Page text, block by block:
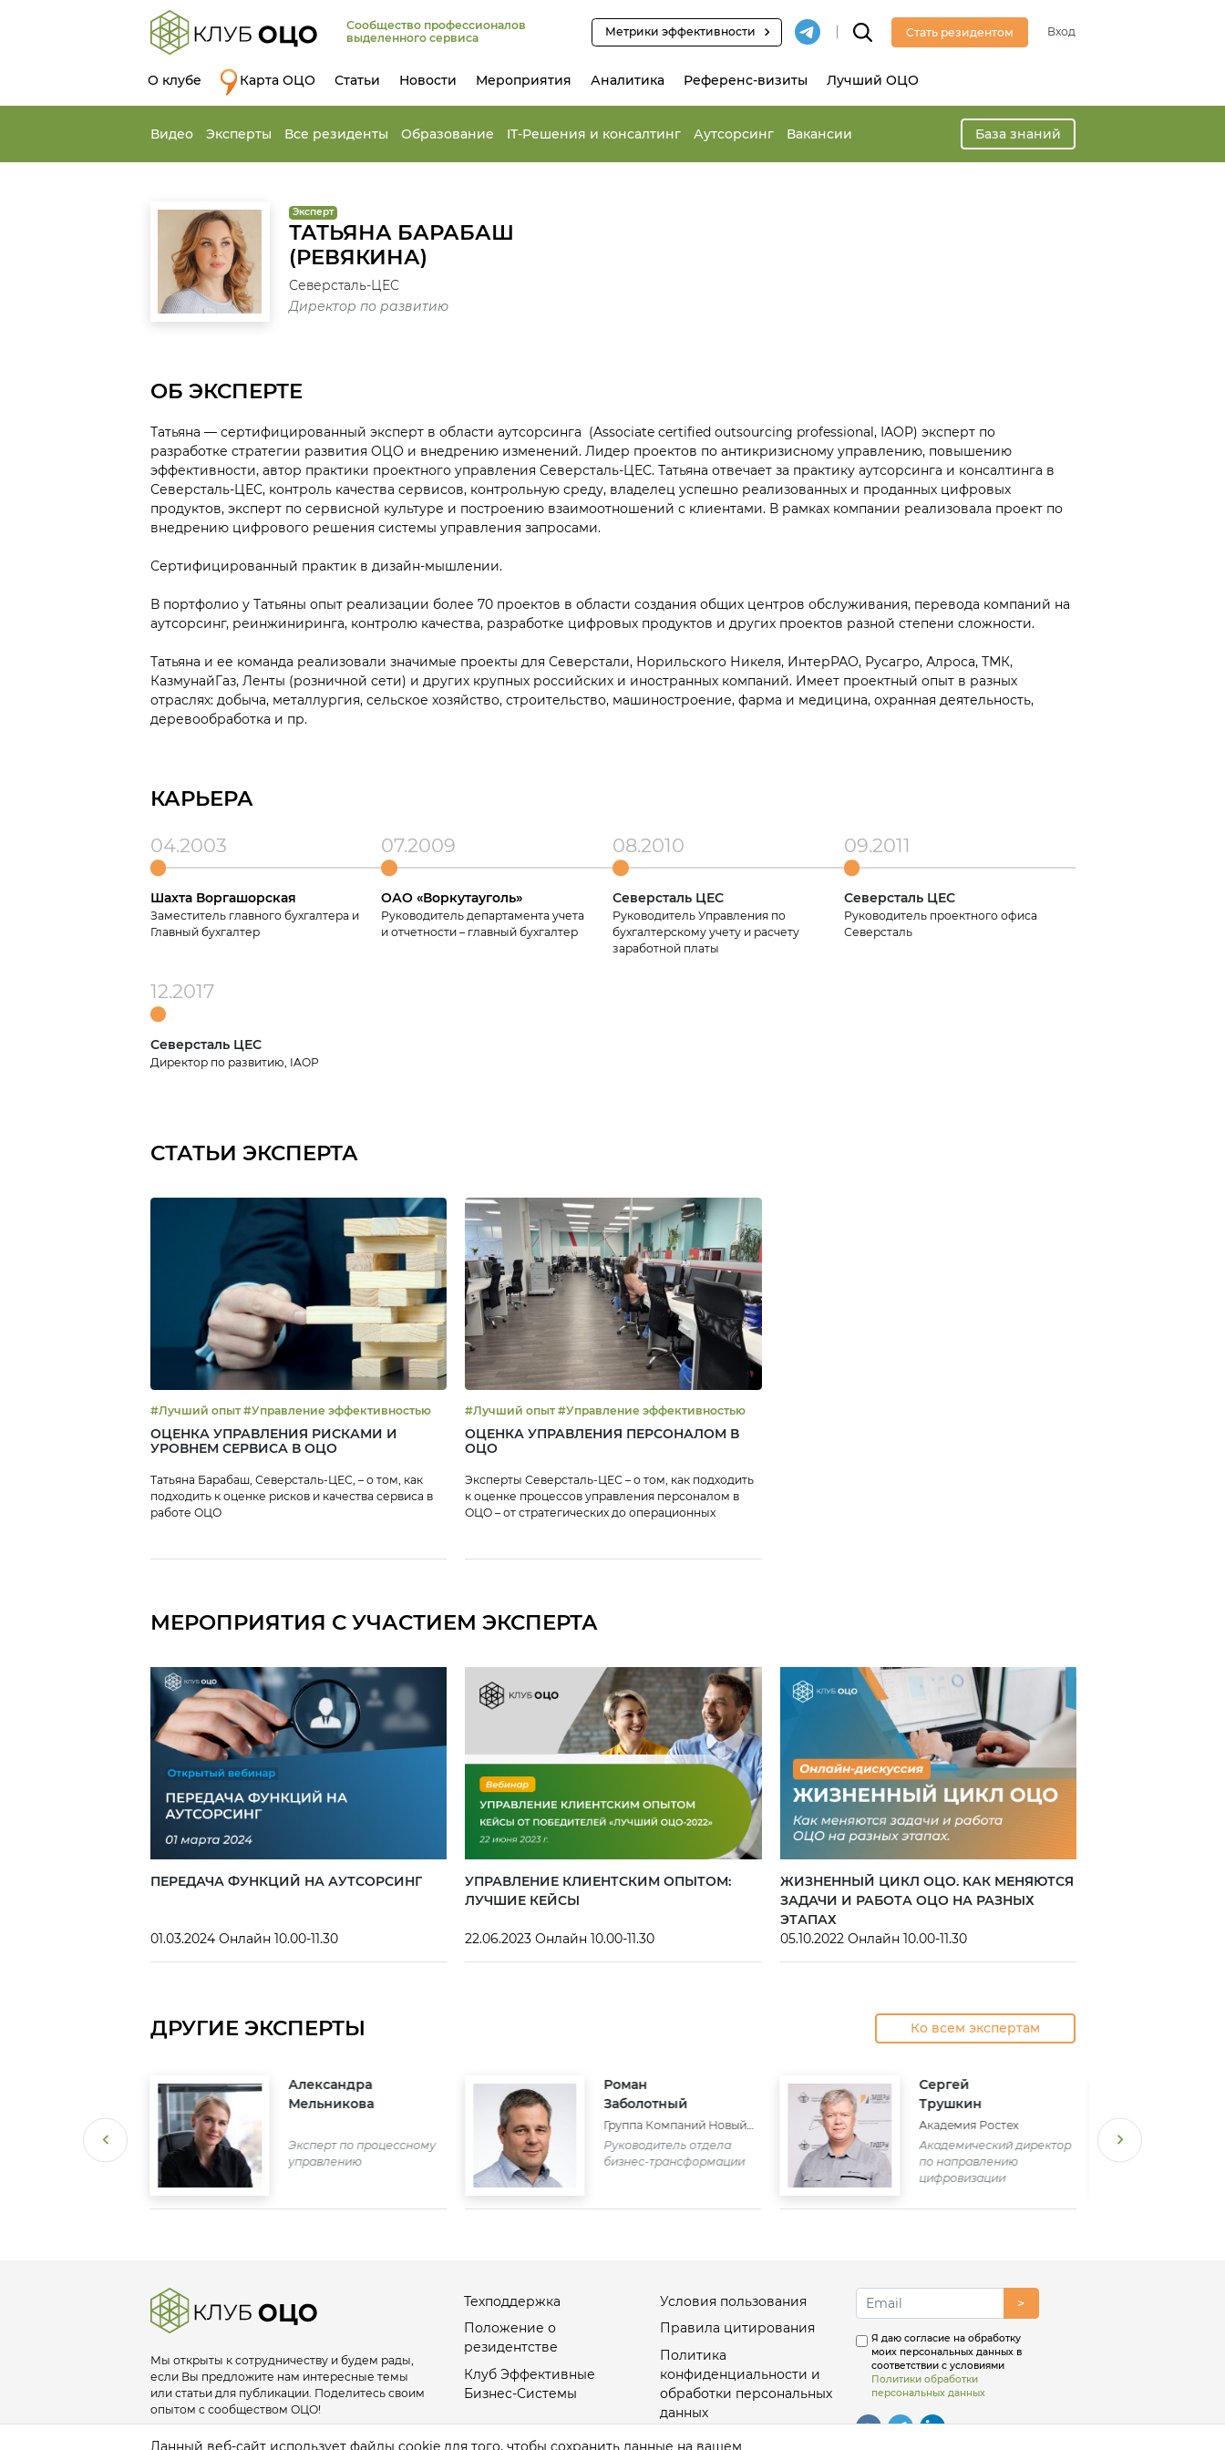
Сообщество профессионалов
выделенного сервиса
Метрики эффективности Стать резидентом Вход
О клубе Карта ОЦО Статьи Новости Мероприятия Аналитика Референс-визиты Лучший ОЦО
Видео Эксперты Все резиденты Образование IT-Решения и консалтинг Аутсорсинг Вакансии База знаний
Эксперт
ТАТЬЯНА БАРАБАШ
(РЕВЯКИНА)
Северсталь-ЦЕС
Директор по развитию
ОБ ЭКСПЕРТЕ
Татьяна — сертифицированный эксперт в области аутсорсинга (Associate certified outsourcing professional, IAOP) эксперт по
разработке стратегии развития ОЦО и внедрению изменений. Лидер проектов по антикризисному управлению, повышению
эффективности, автор практики проектного управления Северсталь-ЦЕС. Татьяна отвечает за практику аутсорсинга и консалтинга в
Северсталь-ЦЕС, контроль качества сервисов, контрольную среду, владелец успешно реализованных и проданных цифровых
продуктов, эксперт по сервисной культуре и построению взаимоотношений с клиентами. В рамках компании реализовала проект по
внедрению цифрового решения системы управления запросами.
Сертифицированный практик в дизайн-мышлении.
В портфолио у Татьяны опыт реализации более 70 проектов в области создания общих центров обслуживания, перевода компаний на
аутсорсинг, реинжиниринга, контролю качества, разработке цифровых продуктов и других проектов разной степени сложности.
Татьяна и ее команда реализовали значимые проекты для Северстали, Норильского Никеля, ИнтерРАО, Русагро, Алроса, ТМК,
КазмунайГаз, Ленты (розничной сети) и других крупных российских и иностранных компаний. Имеет проектный опыт в разных
отраслях: добыча, металлургия, сельское хозяйство, строительство, машиностроение, фарма и медицина, охранная деятельность,
деревообработка и пр.
КАРЬЕРА
04.2003
Шахта Воргашорская
Заместитель главного бухгалтера и
Главный бухгалтер
07.2009
ОАО «Воркутауголь»
Руководитель департамента учета
и отчетности – главный бухгалтер
08.2010
Северсталь ЦЕС
Руководитель Управления по
бухгалтерскому учету и расчету
заработной платы
09.2011
Северсталь ЦЕС
Руководитель проектного офиса
Северсталь
12.2017
Северсталь ЦЕС
Директор по развитию, IAOP
СТАТЬИ ЭКСПЕРТА
#Лучший опыт #Управление эффективностью
ОЦЕНКА УПРАВЛЕНИЯ РИСКАМИ И
УРОВНЕМ СЕРВИСА В ОЦО
Татьяна Барабаш, Северсталь-ЦЕС, – о том, как
подходить к оценке рисков и качества сервиса в
работе ОЦО
#Лучший опыт #Управление эффективностью
ОЦЕНКА УПРАВЛЕНИЯ ПЕРСОНАЛОМ В
ОЦО
Эксперты Северсталь-ЦЕС – о том, как подходить
к оценке процессов управления персоналом в
ОЦО – от стратегических до операционных
МЕРОПРИЯТИЯ С УЧАСТИЕМ ЭКСПЕРТА
ПЕРЕДАЧА ФУНКЦИЙ НА АУТСОРСИНГ
01.03.2024 Онлайн 10.00-11.30
УПРАВЛЕНИЕ КЛИЕНТСКИМ ОПЫТОМ:
ЛУЧШИЕ КЕЙСЫ
22.06.2023 Онлайн 10.00-11.30
ЖИЗНЕННЫЙ ЦИКЛ ОЦО. КАК МЕНЯЮТСЯ
ЗАДАЧИ И РАБОТА ОЦО НА РАЗНЫХ
ЭТАПАХ
05.10.2022 Онлайн 10.00-11.30
ДРУГИЕ ЭКСПЕРТЫ Ко всем экспертам
отдела по
Александра
Мельникова
Эксперт по процессному
управлению
Роман
Заболотный
Группа Компаний Новый
город
Руководитель отдела
бизнес-трансформации
Сергей
Трушкин
Академия Ростех
Академический директор
по направлению
цифровизации
Мы открыты к сотрудничеству и будем рады,
если Вы предложите нам интересные темы
или статьи для публикации. Поделитесь своим
опытом с сообществом ОЦО!
Техподдержка
Положение о
резидентстве
Клуб Эффективные
Бизнес-Системы
Условия пользования
Правила цитирования
Политика
конфиденциальности и
обработки персональных
данных
Настройки Cookies
>
Я даю согласие на обработку
моих персональных данных в
соответствии с условиями
Политики обработки
персональных данных
Данный веб-сайт использует файлы cookie для того, чтобы сохранить данные на вашем